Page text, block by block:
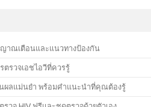
าณเตือนและแนวทางป้องกัน
ตรวจเอชไอวีที่ควรรู้
นผลแม่นยำ พร้อมคำแนะนำที่คุณต้องรู้